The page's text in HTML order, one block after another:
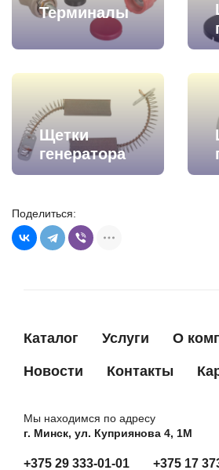
Терминалы
Щетки
генератора
Поделиться:
Каталог Услуги О
Новости Контакты
Мы находимся по адресу
г. Минск, ул. Куприянова 4, 1М
+375 29 333-01-01 +375 17